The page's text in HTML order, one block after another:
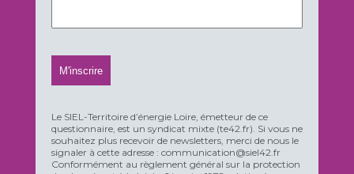
Le SIEL-Territoire d’énergie Loire, émetteur de ce
questionnaire, est un syndicat mixte (te42.fr). Si vous ne
souhaitez plus recevoir de newsletters, merci de nous le
signaler à cette adresse : communication@siel42.fr
Conformément au règlement général sur la protection